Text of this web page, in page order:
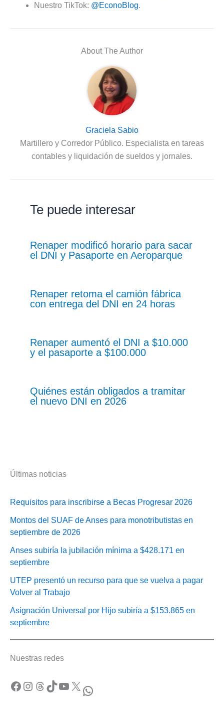
Nuestro TikTok: @EconoBlog.
About The Author
Graciela Sabio
Martillero y Corredor Público. Especialista en tareas
contables y liquidación de sueldos y jornales.
Te puede interesar
Renaper modificó horario para sacar
el DNI y Pasaporte en Aeroparque
Renaper retoma el camión fábrica
con entrega del DNI en 24 horas
Renaper aumentó el DNI a $10.000
y el pasaporte a $100.000
Quiénes están obligados a tramitar
el nuevo DNI en 2026
Últimas noticias
Requisitos para inscribirse a Becas Progresar 2026
Montos del SUAF de Anses para monotributistas en
septiembre de 2026
Anses subiría la jubilación mínima a $428.171 en
septiembre
UTEP presentó un recurso para que se vuelva a pagar
Volver al Trabajo
Asignación Universal por Hijo subiría a $153.865 en
septiembre
Nuestras redes
Facebook Instagram Threads TikTok YouTube X WhatsApp